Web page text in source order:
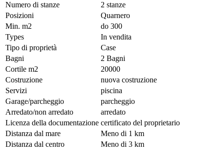
Numero di stanze
2 stanze
Posizioni
Quarnero
Min. m2
do 300
Types
In vendita
Tipo di proprietà
Case
Bagni
2 Bagni
Cortile m2
20000
Costruzione
nuova costruzione
Servizi
piscina
Garage/parcheggio
parcheggio
Arredato/non arredato
arredato
Licenza della documentazione certificato del proprietario
Distanza dal mare
Meno di 1 km
Distanza dal centro
Meno di 3 km